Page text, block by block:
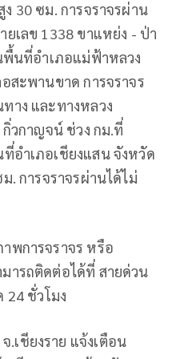
30 ซม. การจราจรผ่าน
เลข 1338 ขาแหย่ง - ป่า
พื้นที่อำเภอแม่ฟ้าหลวง
สะพานขาด การจราจร
าง และทางหลวง
วกาญจน์ ช่วง กม.ที่
อำเภอเชียงแสน จังหวัด
. การจราจรผ่านได้ไม่
พการจราจร หรือ
ารถติดต่อได้ที่ สายด่วน
24 ชั่วโมง
เชียงราย แจ้งเตือน